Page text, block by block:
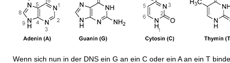
Wenn sich nun in der DNS ein G an ein C oder ein A an ein T